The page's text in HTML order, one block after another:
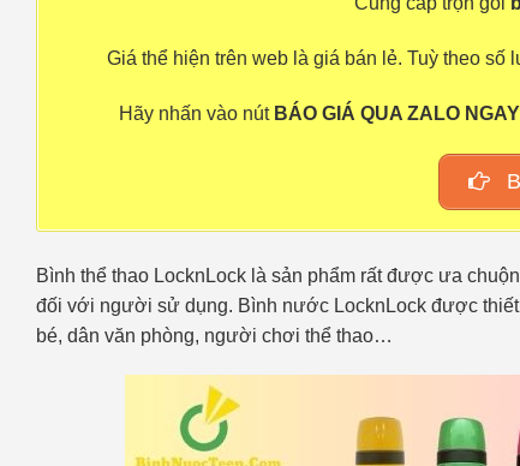
Giá thể hiện trên web là giá bán lẻ. Tuỳ theo số
Hãy nhấn vào nút BÁO GIÁ QUA ZALO NGAY
Bình thể thao LocknLock là sản phẩm rất được ưa
đối với người sử dụng. Bình nước LocknLock được
bé, dân văn phòng, người chơi thể thao…